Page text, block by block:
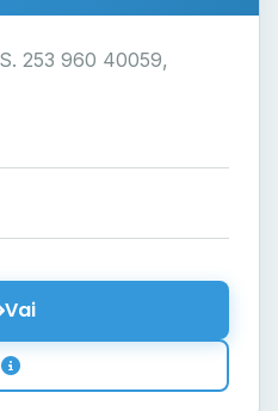
253 960 40059,
Vai